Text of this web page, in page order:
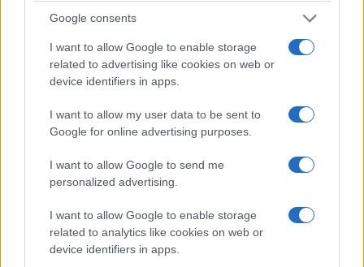
Google consents
I want to allow Google to enable storage
related to advertising like cookies on web or
device identifiers in apps.
I want to allow my user data to be sent to
Google for online advertising purposes.
I want to allow Google to send me
personalized advertising.
I want to allow Google to enable storage
related to analytics like cookies on web or
device identifiers in apps.
Θεοδωράκη όσο περίμεναν να τον
αποχαιρετήσουν (ΦΩΤΟ ΚΑΙ ΒΙΝΤΕΟ)